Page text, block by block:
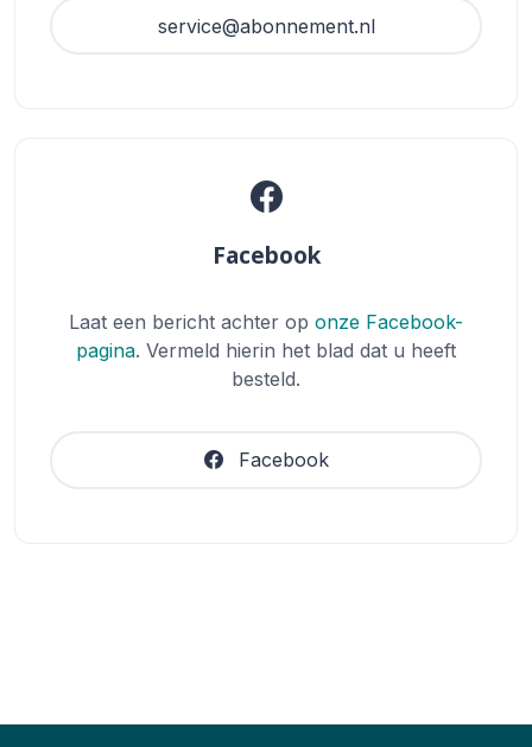
service@abonnement.nl
Facebook
Laat een bericht achter op onze Facebook-
pagina. Vermeld hierin het blad dat u heeft
besteld.
Facebook